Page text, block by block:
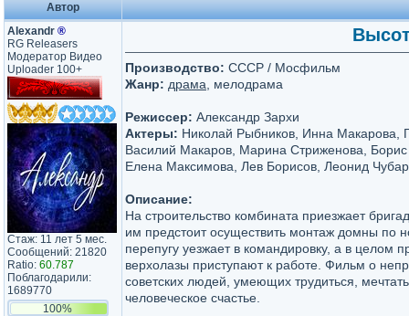
Автор
Аlехаndr ®
RG Releasers
Модератор Видео
Uploader 100+
Стаж: 11 лет 5 мес.
Сообщений: 21820
Ratio: 60.787
Поблагодарили:
1689770
100%
Производство: СССР / Мосфильм
Жанр: драма , мелодрама
Режиссер: Александр Зархи
Актеры: Николай Рыбников, Инна Макарова,
Василий Макаров, Марина Стриженова,
Елена Максимова, Лев Борисов, Леонид
Описание:
На строительство комбината приезжает
им предстоит осуществить монтаж домны по
перепугу уезжает в командировку, а в целом
верхолазы приступают к работе. Фильм о
советских людей, умеющих трудиться,
человеческое счастье.